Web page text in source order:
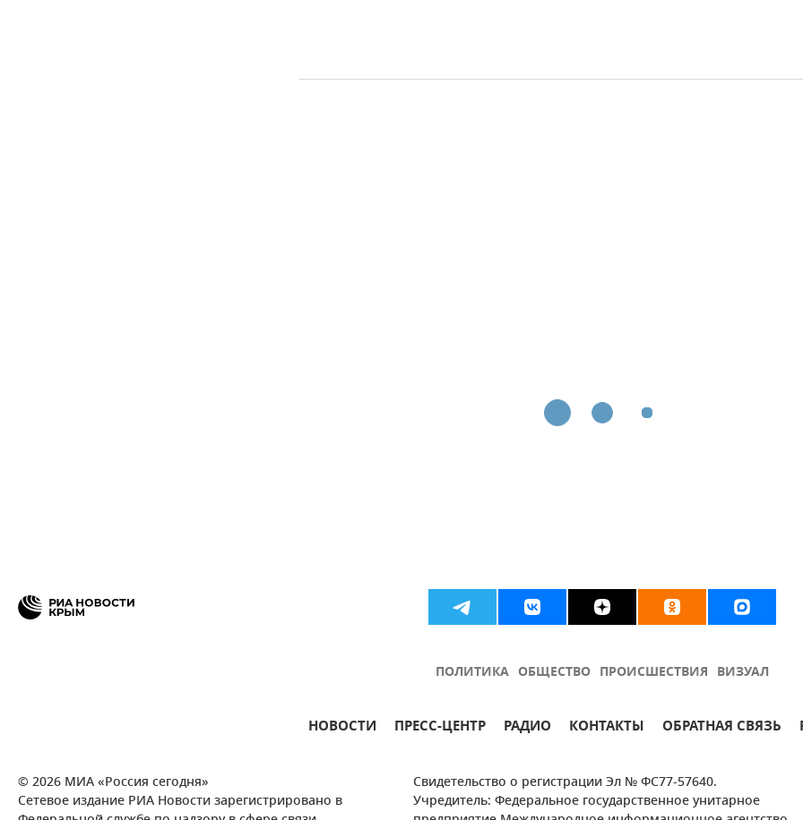
ПОЛИТИКА ОБЩЕСТВО ПРОИСШЕСТВИЯ ВИЗУАЛ
НОВОСТИ ПРЕСС-ЦЕНТР РАДИО КОНТАКТЫ ОБРАТНАЯ СВЯЗЬ
© 2026 МИА «Россия сегодня»
Сетевое издание РИА Новости зарегистрировано в
Свидетельство о регистрации Эл № ФС77-57640.
Учредитель: Федеральное государственное унитарное